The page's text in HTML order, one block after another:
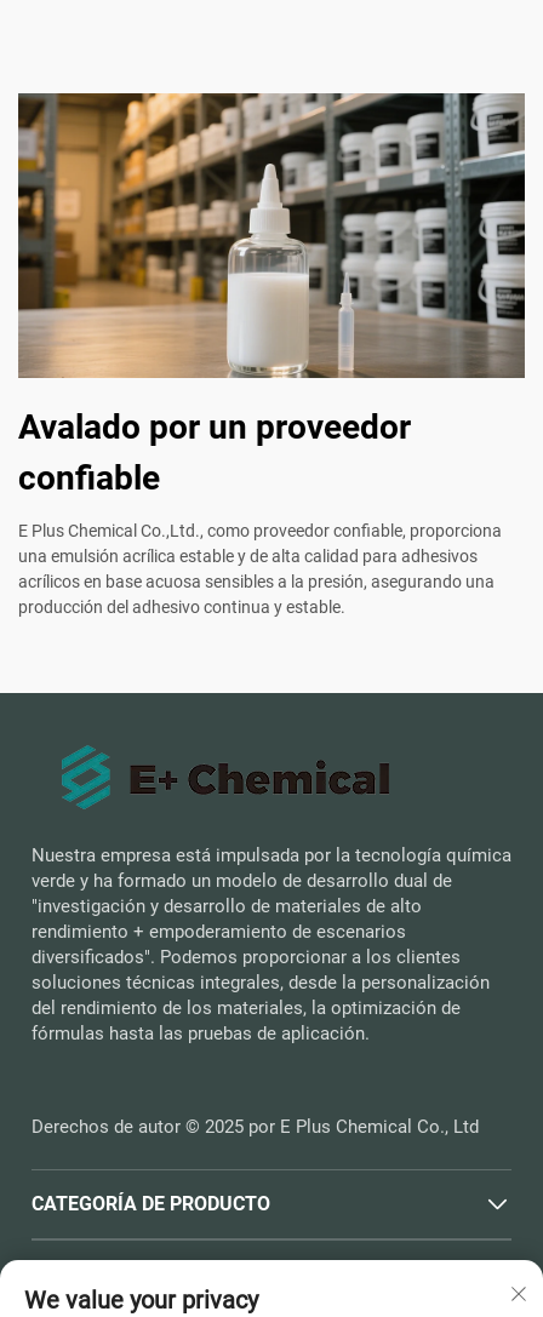
Avalado por un proveedor
confiable
E Plus Chemical Co.,Ltd., como proveedor confiable, proporciona
una emulsión acrílica estable y de alta calidad para adhesivos
acrílicos en base acuosa sensibles a la presión, asegurando una
producción del adhesivo continua y estable.
Nuestra empresa está impulsada por la tecnología química
verde y ha formado un modelo de desarrollo dual de
"investigación y desarrollo de materiales de alto
rendimiento + empoderamiento de escenarios
diversificados". Podemos proporcionar a los clientes
soluciones técnicas integrales, desde la personalización
del rendimiento de los materiales, la optimización de
fórmulas hasta las pruebas de aplicación.
Derechos de autor © 2025 por E Plus Chemical Co., Ltd
CATEGORÍA DE PRODUCTO
We value your privacy